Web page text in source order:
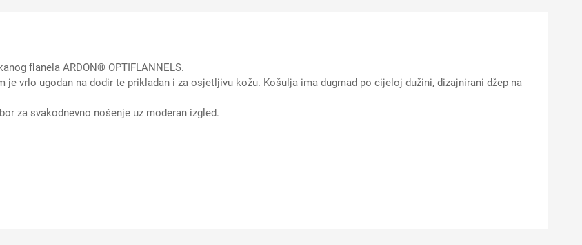
flanela ARDON® OPTIFLANNELS.
vrlo ugodan na dodir te prikladan i za osjetljivu kožu. Košulja ima dugmad po cijeloj dužini, dizajnirani džep na
za svakodnevno nošenje uz moderan izgled.